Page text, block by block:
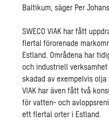
Baltikum, säger Per
SWECO VIAK har fått
flertal förorenade
Estland. Områdena har
och industriell
skadad av exempelvis olja
VIAK har även fått två
för vatten- och
ett flertal orter i Estland.